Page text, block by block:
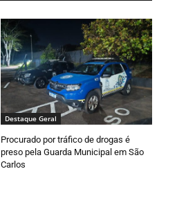
Destaque Geral
Procurado por tráfico de drogas é
preso pela Guarda Municipal em São
Carlos